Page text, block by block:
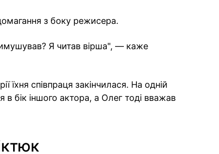
з боку режисера.
Я читав вірша", — каже
їхня співпраця закінчилася. На одній
в бік іншого актора, а Олег тоді вважав